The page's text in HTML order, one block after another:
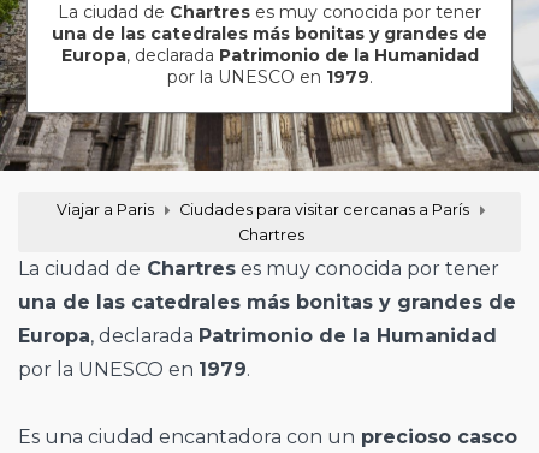
La ciudad de Chartres es muy conocida por tener
una de las catedrales más bonitas y grandes de
Europa, declarada Patrimonio de la Humanidad
por la UNESCO en 1979.
Viajar a Paris
Ciudades para visitar cercanas a París
Chartres
La ciudad de Chartres es muy conocida por tener
una de las catedrales más bonitas y grandes de
Europa, declarada Patrimonio de la Humanidad
por la UNESCO en 1979.
Es una ciudad encantadora con un precioso casco